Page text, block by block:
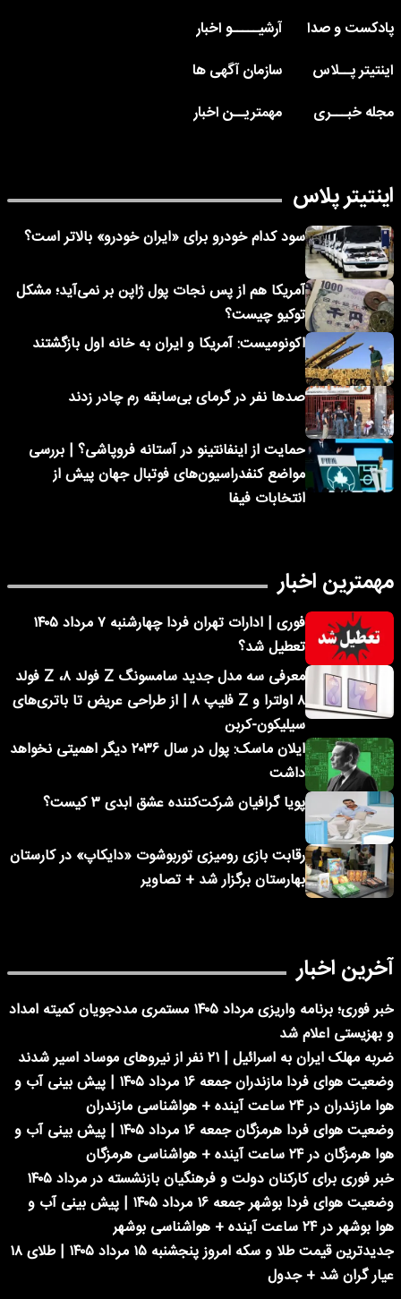
پادکست و صدا
آرشیـــــو اخبار
اینتیتر پــلاس
سازمان آگهی ها
مجله خبـــری
مهمتریــن اخبار
اینتیتر پلاس
سود کدام خودرو برای «ایران خودرو» بالاتر است؟
آمریکا هم از پس نجات پول ژاپن بر نمی‌آید؛ مشکل
توکیو چیست؟
اکونومیست: آمریکا و ایران به خانه اول بازگشتند
صدها نفر در گرمای بی‌سابقه رم چادر زدند
حمایت از اینفانتینو در آستانه فروپاشی؟ | بررسی
مواضع کنفدراسیون‌های فوتبال جهان پیش از
انتخابات فیفا
مهمترین اخبار
فوری | ادارات تهران فردا چهارشنبه ۷ مرداد ۱۴۰۵
تعطیل شد؟
معرفی سه مدل جدید سامسونگ Z فولد ۸، Z فولد
۸ اولترا و Z فلیپ ۸ | از طراحی عریض تا باتری‌های
سیلیکون-کربن
ایلان ماسک: پول در سال ۲۰۳۶ دیگر اهمیتی نخواهد
داشت
پویا گرافیان شرکت‌کننده عشق ابدی ۳ کیست؟
رقابت بازی رومیزی توربوشوت «دایکاپ» در کارستان
بهارستان برگزار شد + تصاویر
آخرین اخبار
خبر فوری؛ برنامه واریزی مرداد ۱۴۰۵ مستمری مددجویان کمیته امداد
و بهزیستی اعلام شد
ضربه مهلک ایران به اسرائیل | ۲۱ نفر از نیروهای موساد اسیر شدند
وضعیت هوای فردا مازندران جمعه ۱۶ مرداد ۱۴۰۵ | پیش بینی آب و
هوا مازندران در ۲۴ ساعت آینده + هواشناسی مازندران
وضعیت هوای فردا هرمزگان جمعه ۱۶ مرداد ۱۴۰۵ | پیش بینی آب و
هوا هرمزگان در ۲۴ ساعت آینده + هواشناسی هرمزگان
خبر فوری برای کارکنان دولت و فرهنگیان بازنشسته در مرداد ۱۴۰۵
وضعیت هوای فردا بوشهر جمعه ۱۶ مرداد ۱۴۰۵ | پیش بینی آب و
هوا بوشهر در ۲۴ ساعت آینده + هواشناسی بوشهر
جدیدترین قیمت طلا و سکه امروز پنجشنبه ۱۵ مرداد ۱۴۰۵ | طلای ۱۸
عیار گران شد + جدول